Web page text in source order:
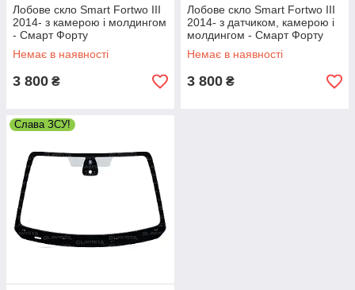
Лобове скло Smart Fortwo III
2014- з камерою і молдингом
- Смарт Форту
Немає в наявності
3 800 ₴
Лобове скло Smart Fortwo III
2014- з датчиком, камерою і
молдингом - Смарт Форту
Немає в наявності
3 800 ₴
Слава ЗСУ!